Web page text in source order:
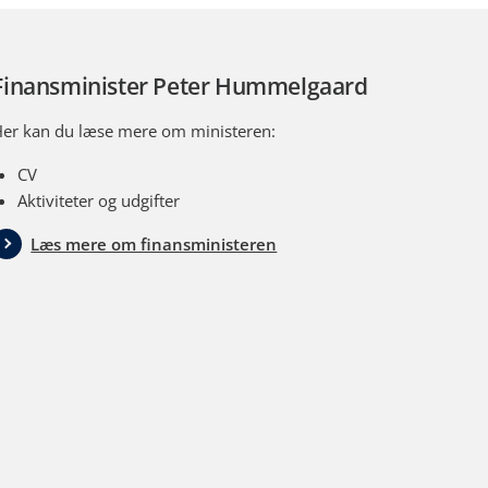
Peter Hummelgaard
kan du læse mere om ministeren:
CV
Aktiviteter og udgifter
Læs mere om finansministeren